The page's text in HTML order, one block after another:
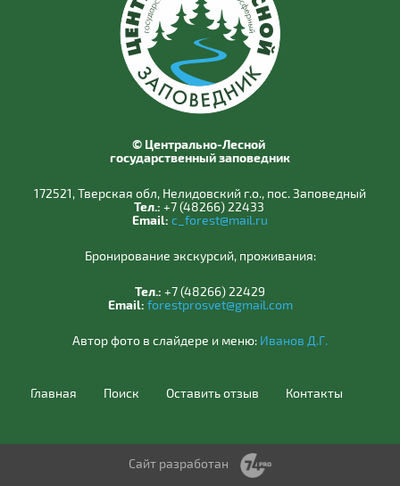
© Центрально-Лесной
государственный заповедник
172521, Тверская обл, Нелидовский г.о., пос. Заповедный
Тел.: +7 (48266) 22433
Email: c_forest@mail.ru
Бронирование экскурсий, проживания:
Тел.: +7 (48266) 22429
Email: forestprosvet@gmail.com
Автор фото в слайдере и меню: Иванов Д.Г.
Главная Поиск Оставить отзыв Контакты
Сайт разработан